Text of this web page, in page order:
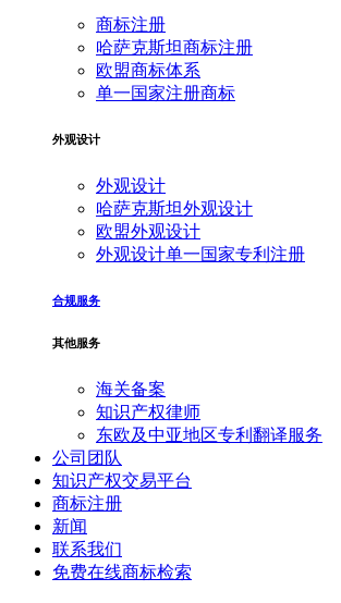
商标注册
哈萨克斯坦商标注册
欧盟商标体系
单一国家注册商标
外观设计
外观设计
哈萨克斯坦外观设计
欧盟外观设计
外观设计单一国家专利注册
合规服务
其他服务
海关备案
知识产权律师
东欧及中亚地区专利翻译服务
公司团队
知识产权交易平台
商标注册
新闻
联系我们
免费在线商标检索